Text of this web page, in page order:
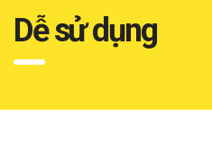
Dễ sử dụng